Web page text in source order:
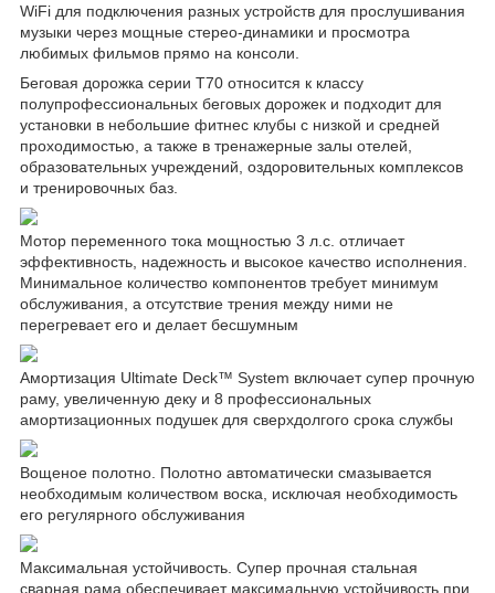
WiFi для подключения разных устройств для прослушивания
музыки через мощные стерео-динамики и просмотра
любимых фильмов прямо на консоли.
Беговая дорожка серии T70 относится к классу
полупрофессиональных беговых дорожек и подходит для
установки в небольшие фитнес клубы с низкой и средней
проходимостью, а также в тренажерные залы отелей,
образовательных учреждений, оздоровительных комплексов
и тренировочных баз.
Мотор переменного тока мощностью 3 л.с. отличает
эффективность, надежность и высокое качество исполнения.
Минимальное количество компонентов требует минимум
обслуживания, а отсутствие трения между ними не
перегревает его и делает бесшумным
Амортизация Ultimate Deck™ System включает супер прочную
раму, увеличенную деку и 8 профессиональных
амортизационных подушек для сверхдолгого срока службы
Вощеное полотно. Полотно автоматически смазывается
необходимым количеством воска, исключая необходимость
его регулярного обслуживания
Максимальная устойчивость. Супер прочная стальная
сварная рама обеспечивает максимальную устойчивость при